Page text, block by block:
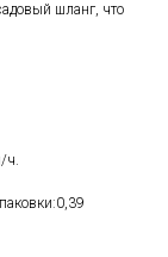
шланг, что
ч.